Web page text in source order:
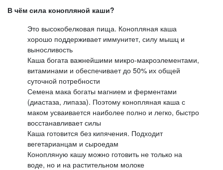
В чём сила конопляной каши?
Это высокобелковая пища. Конопляная каша
хорошо поддерживает иммунитет, силу мышц и
выносливость
Каша богата важнейшими микро-макроэлементами,
витаминами и обеспечивает до 50% их общей
суточной потребности
Семена мака богаты магнием и ферментами
(диастаза, липаза). Поэтому конопляная каша с
маком усваивается наиболее полно и легко, быстро
восстанавливает силы
Каша готовится без кипячения. Подходит
вегетарианцам и сыроедам
Конопляную кашу можно готовить не только на
воде, но и на растительном молоке